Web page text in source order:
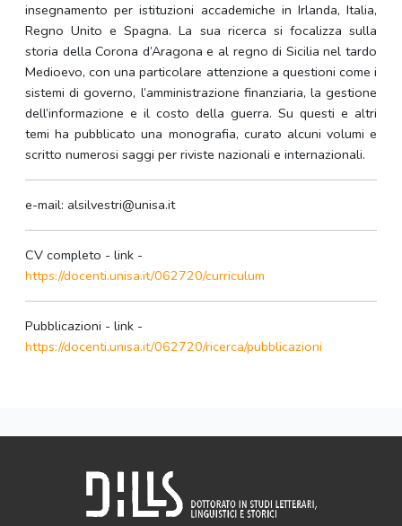
insegnamento per istituzioni accademiche in Irlanda, Italia,
Regno Unito e Spagna. La sua ricerca si focalizza sulla
storia della Corona d’Aragona e al regno di Sicilia nel tardo
Medioevo, con una particolare attenzione a questioni come i
sistemi di governo, l’amministrazione finanziaria, la gestione
dell’informazione e il costo della guerra. Su questi e altri
temi ha pubblicato una monografia, curato alcuni volumi e
scritto numerosi saggi per riviste nazionali e internazionali.
e-mail: alsilvestri@unisa.it
CV completo - link -
https://docenti.unisa.it/062720/curriculum
Pubblicazioni - link -
https://docenti.unisa.it/062720/ricerca/pubblicazioni